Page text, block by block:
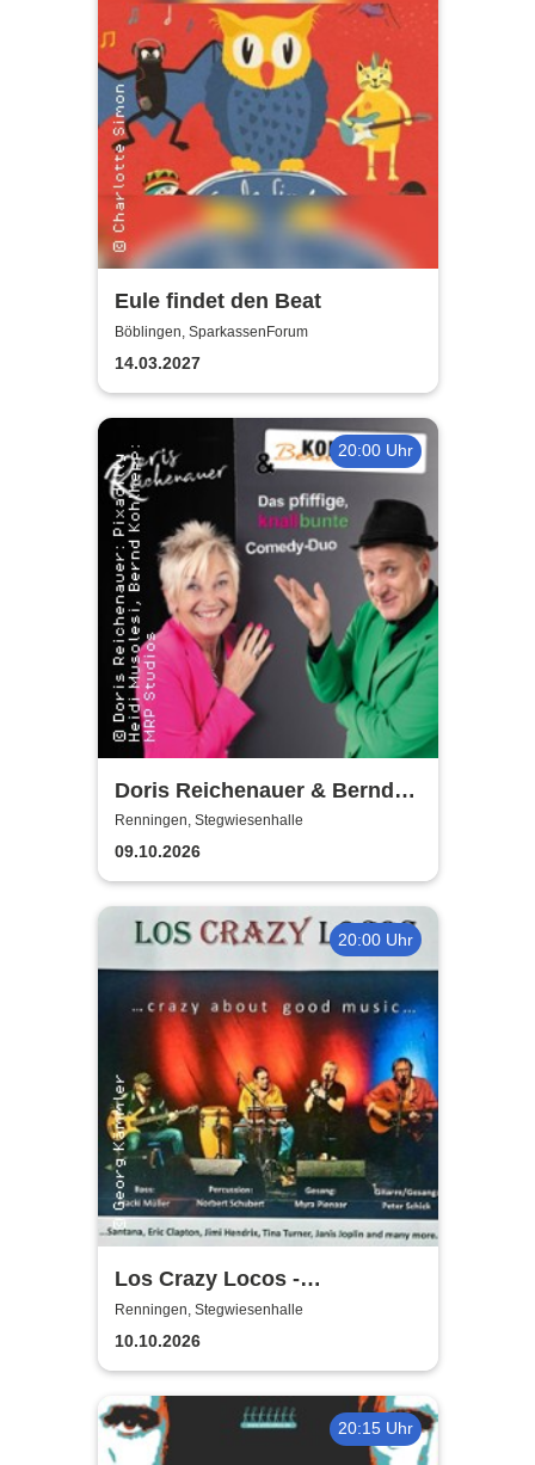
Eule findet den Beat
Böblingen, SparkassenForum
14.03.2027
20:00 Uhr
Doris Reichenauer & Bernd
Kohlhepp
Renningen, Stegwiesenhalle
09.10.2026
20:00 Uhr
Los Crazy Locos -
Rockklassiker unplugged
Renningen, Stegwiesenhalle
10.10.2026
20:15 Uhr